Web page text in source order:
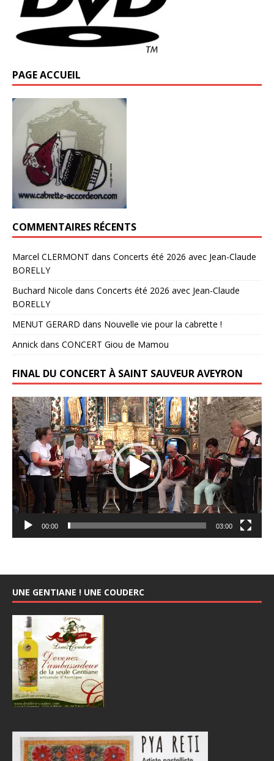
PAGE ACCUEIL
COMMENTAIRES RÉCENTS
Marcel CLERMONT dans Concerts été 2026 avec Jean-Claude
BORELLY
Buchard Nicole dans Concerts été 2026 avec Jean-Claude
BORELLY
MENUT GERARD dans Nouvelle vie pour la cabrette !
Annick dans CONCERT Giou de Mamou
FINAL DU CONCERT À SAINT SAUVEUR AVEYRON
Lecteur
vidéo
00:00 03:00
UNE GENTIANE ! UNE COUDERC